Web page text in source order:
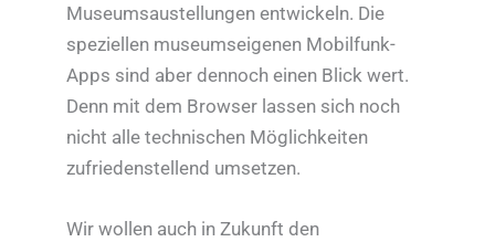
Museumsaustellungen entwickeln. Die
speziellen museumseigenen Mobilfunk-
Apps sind aber dennoch einen Blick wert.
Denn mit dem Browser lassen sich noch
nicht alle technischen Möglichkeiten
zufriedenstellend umsetzen.
Wir wollen auch in Zukunft den